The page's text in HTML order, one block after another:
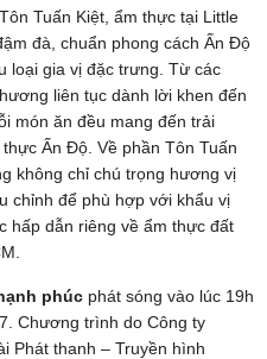
Tuấn Kiệt, ẩm thực tại Little
đà, chuẩn phong cách Ấn Độ
loại gia vị đặc trưng. Từ các
liên tục dành lời khen đến
món ăn đều mang đến trải
Ấn Độ. Về phần Tôn Tuấn
không chỉ chú trọng hương vị
chỉnh để phù hợp với khẩu vị
hấp dẫn riêng về ẩm thực đất
phúc phát sóng vào lúc 19h
Chương trình do Công ty
Phát thanh – Truyền hình